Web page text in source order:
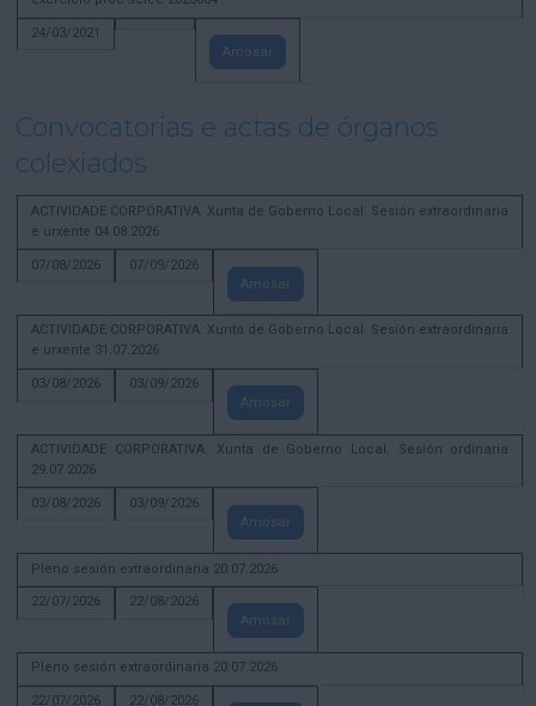
24/03/2021
Amosar
Convocatorias e actas de órganos
colexiados
ACTIVIDADE CORPORATIVA. Xunta de Goberno Local. Sesión extraordinaria
e urxente 04.08.2026
07/08/2026
07/09/2026
Amosar
ACTIVIDADE CORPORATIVA. Xunta de Goberno Local. Sesión extraordinaria
e urxente 31.07.2026
03/08/2026
03/09/2026
Amosar
ACTIVIDADE CORPORATIVA. Xunta de Goberno Local. Sesión ordinaria
29.07.2026
03/08/2026
03/09/2026
Amosar
Pleno sesión extraordinaria 20.07.2026
22/07/2026
22/08/2026
Amosar
Pleno sesión extraordinaria 20.07.2026
22/07/2026
22/08/2026